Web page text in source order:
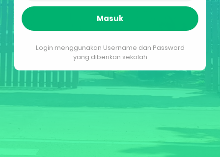
Masuk
Login menggunakan Username dan Password
yang diberikan sekolah